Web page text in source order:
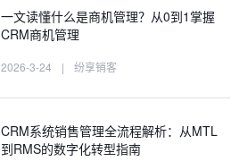
一文读懂什么是商机管理？从0到1掌握
CRM商机管理
2026-3-24 | 纷享销客
CRM系统销售管理全流程解析：从MTL
到RMS的数字化转型指南